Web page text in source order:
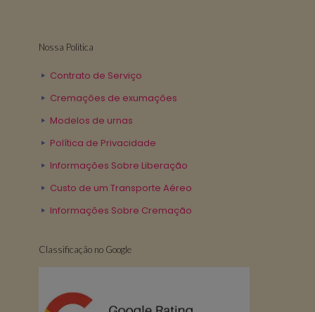
Nossa Politica
Contrato de Serviço
Cremações de exumações
Modelos de urnas
Política de Privacidade
Informações Sobre Liberação
Custo de um Transporte Aéreo
Informações Sobre Cremação
Classificação no Google